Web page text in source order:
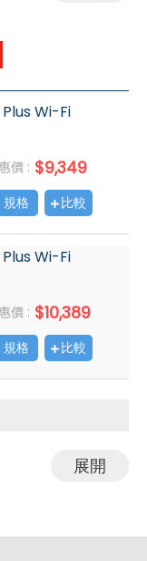
Wi-Fi
價 : $9,349
規格 比較
Wi-Fi
價 : $10,389
規格 比較
展開